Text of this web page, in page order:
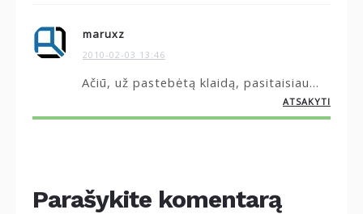
maruxz
2010-02-03 13:46
Ačiū, už pastebėtą klaidą, pasitaisiau…
ATSAKYTI
Parašykite komentarą